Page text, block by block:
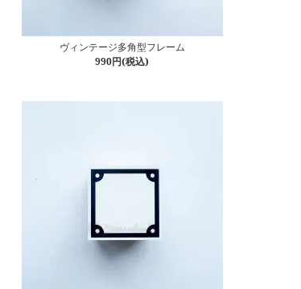
ヴィンテージ多角型フレーム
990円(税込)